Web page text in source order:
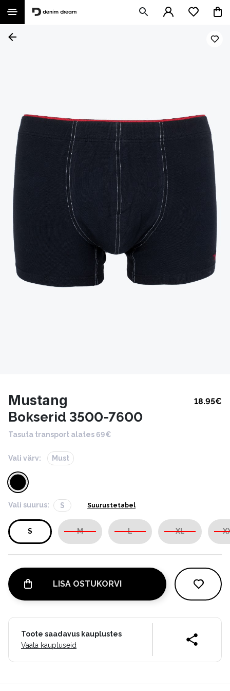
Mustang 18.95€
Bokserid 3500-7600
Tasuta transport alates 69€
Vali värv: Must
Vali suurus: S Suurustetabel
S M L XL
LISA OSTUKORVI
Toote saadavus kauplustes
Vaata kaupluseid